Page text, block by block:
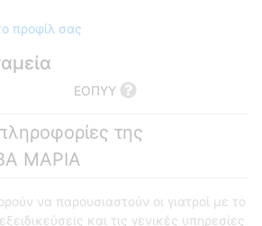
προφίλ σας
ΕΟΠΥΥ
της
ΜΑΡΙΑ
να παρουσιαστούν οι γιατροί με το
και τις γενικές υπηρεσίες